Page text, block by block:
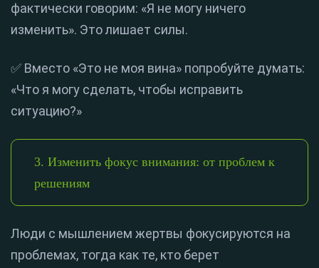
фактически говорим: «Я не могу ничего
изменить». Это лишает силы.
✅ Вместо «Это не моя вина» попробуйте думать:
«Что я могу сделать, чтобы исправить
ситуацию?»
3. Изменить фокус внимания: от проблем к
решениям
Люди с мышлением жертвы фокусируются на
проблемах, тогда как те, кто берет